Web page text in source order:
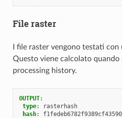
File raster
I file raster vengono testati con
Questo viene calcolato quando
processing history.
OUTPUT:
type:
rasterhash
hash: